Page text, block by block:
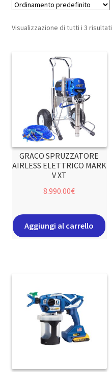
Visualizzazione di tutti i 3 risultati
GRACO SPRUZZATORE
AIRLESS ELETTRICO MARK
V XT
8.990.00€
Aggiungi al carrello